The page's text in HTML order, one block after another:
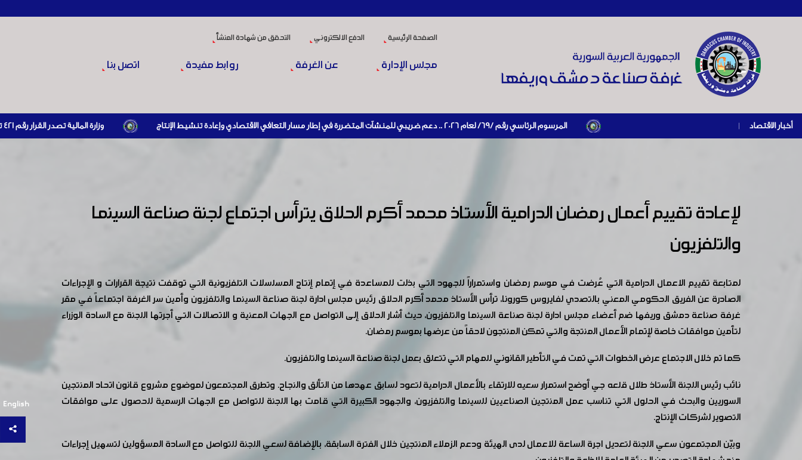
الصفحة الرئيسية الدفع الالكتروني التحقق من شهادة المنشأ
مجلس الإدارة عن الغرفة روابط مفيدة اتصل بنا
أخبار الاقتصاد | المرسوم الرئاسي رقم /69/ لعام 2026 .. دعم ضريبي للمنشآت المتضررة في إطار مسار التعافي الاقتصادي وإعادة تنشيط الإنتاج وزارة المالية تصدر القرار رقم 421 تاريخ 24/3/2026 المتضمن الزام المستوردين بإبراز براءة ذمة مالية سارية صادرة عن الهيئة العامة للضرائب والرسوم أو مديرياتها عند القيام بعمليات الاستيراد
English
لإعادة تقييم أعمال رمضان الدرامية الأستاذ محمد أكرم الحلاق يترأس اجتماع لجنة صناعة السينما
والتلفزيون
لمتابعة تقييم الاعمال الدرامية التي عُرضت في موسم رمضان واستمراراً للجهود التي بذلت للمساعدة في إتمام إنتاج المسلسلات التلفزيونية التي توقفت نتيجة القرارات و الإجراءات
الصادرة عن الفريق الحكومي المعني بالتصدي لفايروس كورونا، ترأس الأستاذ محمد أكرم الحلاق رئيس مجلس ادارة لجنة صناعة السينما والتلفزيون وأمين سر الغرفة اجتماعاً في مقر
غرفة صناعة دمشق وريفها ضم أعضاء مجلس ادارة لجنة صناعة السينما والتلفزيون، حيث أشار الحلاق إلى التواصل مع الجهات المعنية و الاتصالات التي أجرتها اللجنة مع السادة الوزراء
لتأمين موافقات خاصة لإتمام الأعمال المنتجة والتي تمكن المنتجون لاحقاً من عرضها بموسم رمضان.
كما تم خلال الاجتماع عرض الخطوات التي تمت في التأطير القانوني للمهام التي تتعلق بعمل لجنة صناعة السينما والتلفزيون.
نائب رئيس اللجنة الأستاذ طلال قلعه جي أوضح استمرار سعيه للارتقاء بالأعمال الدرامية لتعود لسابق عهدها من التألق والنجاح. وتطرق المجتمعون لموضوع مشروع قانون اتحاد المنتجين
السوريين والبحث في الحلول التي تناسب عمل المنتجين الصناعيين للسينما والتلفزيون، والجهود الكبيرة التي قامت بها اللجنة للتواصل مع الجهات الرسمية للحصول على موافقات
التصوير لشركات الإنتاج.
وبيّن المجتمعون سعي اللجنة لتعديل اجرة الساعة للاعمال لدى الهيئة ودعم الزملاء المنتجين خلال الفترة السابقة، بالإضافة لسعي اللجنة للتواصل مع السادة المسؤولين لتسهيل إجراءات